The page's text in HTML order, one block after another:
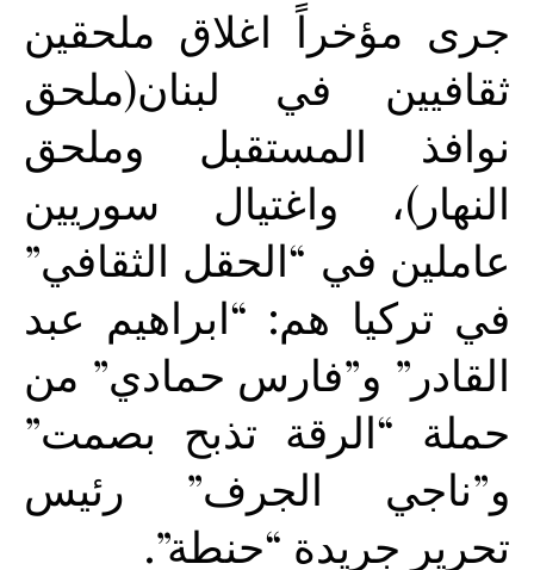
جرى مؤخراً اغلاق ملحقين
ثقافيين في لبنان(ملحق
نوافذ المستقبل وملحق
النهار)، واغتيال سوريين
عاملين في “الحقل الثقافي”
في تركيا هم: “ابراهيم عبد
القادر” و”فارس حمادي” من
حملة “الرقة تذبح بصمت”
و”ناجي الجرف” رئيس
تحرير جريدة “حنطة”.